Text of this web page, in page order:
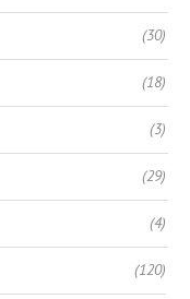
(30)
(18)
(3)
(29)
(4)
(120)